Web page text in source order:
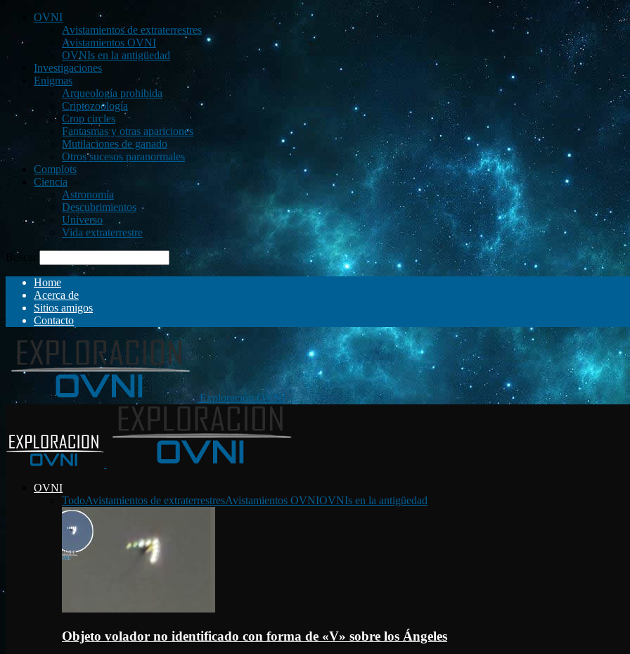
OVNI
Avistamientos de extraterrestres
Avistamientos OVNI
OVNIs en la antigüedad
Investigaciones
Enigmas
Arqueología prohibida
Criptozoología
Crop circles
Fantasmas y otras apariciones
Mutilaciones de ganado
Otros sucesos paranormales
Complots
Ciencia
Astronomía
Descubrimientos
Universo
Vida extraterrestre
Buscar
Home
Acerca de
Sitios amigos
Contacto
Exploración OVNI
OVNI
TodoAvistamientos de extraterrestresAvistamientos OVNIOVNIs en la antigüedad
Objeto volador no identificado con forma de «V» sobre los Ángeles